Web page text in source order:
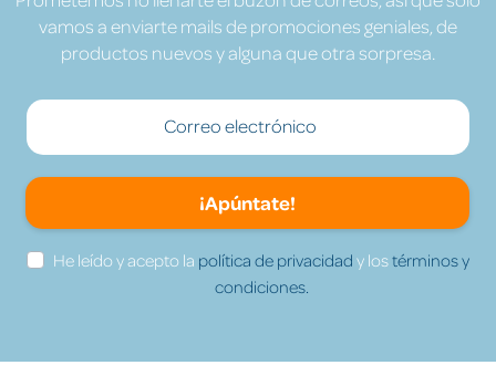
vamos a enviarte mails de promociones geniales, de
productos nuevos y alguna que otra sorpresa.
¡Apúntate!
He leído y acepto la política de privacidad y lostérminos y
condiciones.